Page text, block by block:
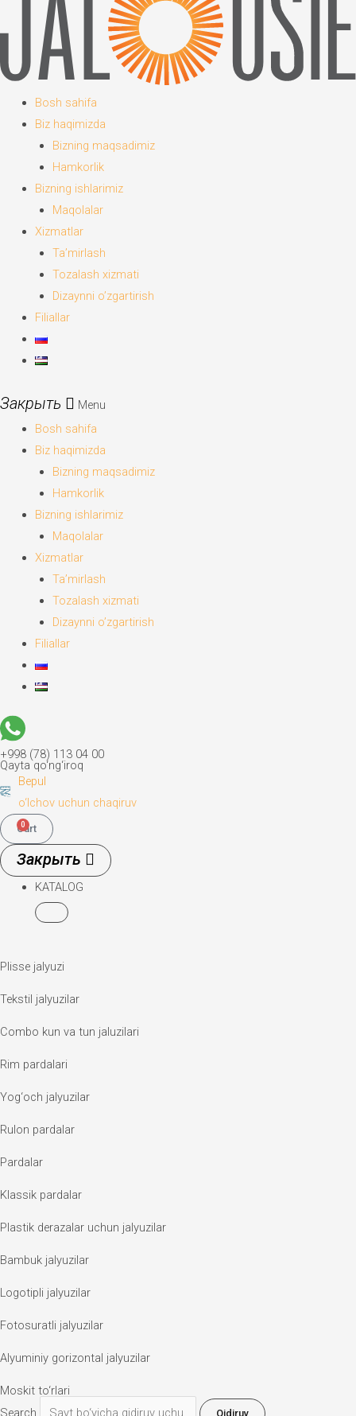
Bosh sahifa
Biz haqimizda
Bizning maqsadimiz
Hamkorlik
Bizning ishlarimiz
Maqolalar
Xizmatlar
Ta’mirlash
Tozalash xizmati
Dizaynni o’zgartirish
Filiallar
Menu
Bosh sahifa
Biz haqimizda
Bizning maqsadimiz
Hamkorlik
Bizning ishlarimiz
Maqolalar
Xizmatlar
Ta’mirlash
Tozalash xizmati
Dizaynni o’zgartirish
Filiallar
+998 (78) 113 04 00
Qayta qo‘ng‘iroq
Bepul
o‘lchov uchun chaqiruv
0
Cart
KATALOG
Plisse jalyuzi
Tekstil jalyuzilar
Combo kun va tun jaluzilari
Rim pardalari
Yog‘och jalyuzilar
Rulon pardalar
Pardalar
Klassik pardalar
Plastik derazalar uchun jalyuzilar
Bambuk jalyuzilar
Logotipli jalyuzilar
Fotosuratli jalyuzilar
Alyuminiy gorizontal jalyuzilar
Moskit to‘rlari
Search
Qidiruv